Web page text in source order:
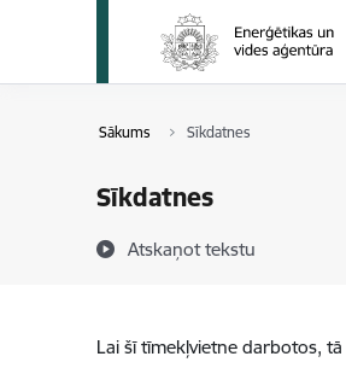
Pāriet uz lapas saturu
Sākums Sīkdatnes
Sīkdatnes
Atskaņot tekstu
Lai šī tīmekļvietne darbotos,